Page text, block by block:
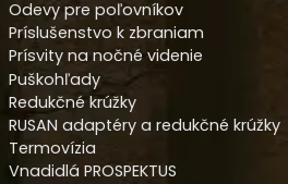
Odevy pre poľovníkov
Príslušenstvo k zbraniam
Prísvity na nočné videnie
Puškohľady
Redukčné krúžky
RUSAN adaptéry a redukčné krúžky
Termovízia
Vnadidlá PROSPEKTUS